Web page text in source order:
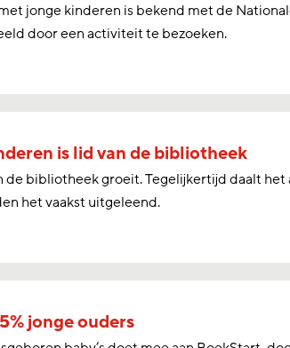
jonge kinderen is bekend met de
door een activiteit te bezoeken.
is lid van de bibliotheek
de bibliotheek groeit. Tegelijkertijd daalt
het vaakst uitgeleend.
jonge ouders